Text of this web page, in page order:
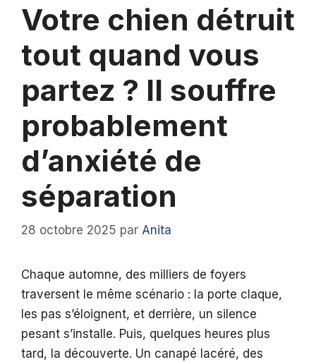
Votre chien détruit
tout quand vous
partez ? Il souffre
probablement
d’anxiété de
séparation
28 octobre 2025 par Anita
Chaque automne, des milliers de foyers
traversent le même scénario : la porte claque,
les pas s’éloignent, et derrière, un silence
pesant s’installe. Puis, quelques heures plus
tard, la découverte. Un canapé lacéré, des